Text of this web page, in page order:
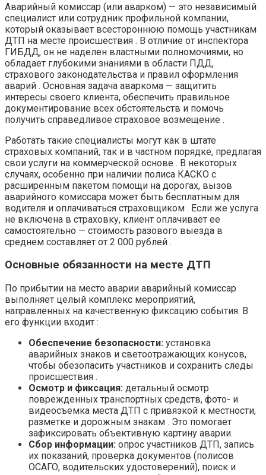
Аварийный комиссар (или аварком) — это независимый
специалист или сотрудник профильной компании,
который оказывает всестороннюю помощь участникам
ДТП на месте происшествия . В отличие от инспектора
ГИБДД, он не наделен властными полномочиями, но
обладает глубокими знаниями в области ПДД,
страхового законодательства и правил оформления
аварий . Основная задача аваркома — защитить
интересы своего клиента, обеспечить правильное
документирование всех обстоятельств и помочь
получить справедливое страховое возмещение .
Работать такие специалисты могут как в штате
страховых компаний, так и в частном порядке, предлагая
свои услуги на коммерческой основе . В некоторых
случаях, особенно при наличии полиса КАСКО с
расширенным пакетом помощи на дорогах, вызов
аварийного комиссара может быть бесплатным для
водителя и оплачиваться страховщиком . Если же услуга
не включена в страховку, клиент оплачивает ее
самостоятельно — стоимость разового выезда в
среднем составляет от 2 000 рублей .
Основные обязанности на месте ДТП
По прибытии на место аварии аварийный комиссар
выполняет целый комплекс мероприятий,
направленных на качественную фиксацию события. В
его функции входит :
Обеспечение безопасности: установка
аварийных знаков и светоотражающих конусов,
чтобы обезопасить участников и сохранить следы
происшествия .
Осмотр и фиксация: детальный осмотр
поврежденных транспортных средств, фото- и
видеосъемка места ДТП с привязкой к местности,
разметке и дорожным знакам . Это помогает
зафиксировать объективную картину аварии.
Сбор информации: опрос участников ДТП, запись
их показаний, проверка документов (полисов
ОСАГО, водительских удостоверений), поиск и